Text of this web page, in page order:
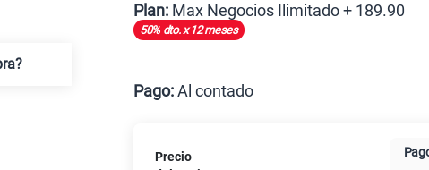
Plan: Max Negocios Ilimitado + 189.90
50% dto. x 12 meses
Pago:Al contado
Cuotas
Precio